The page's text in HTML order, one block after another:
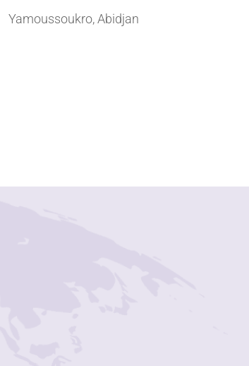
Yamoussoukro, Abidjan